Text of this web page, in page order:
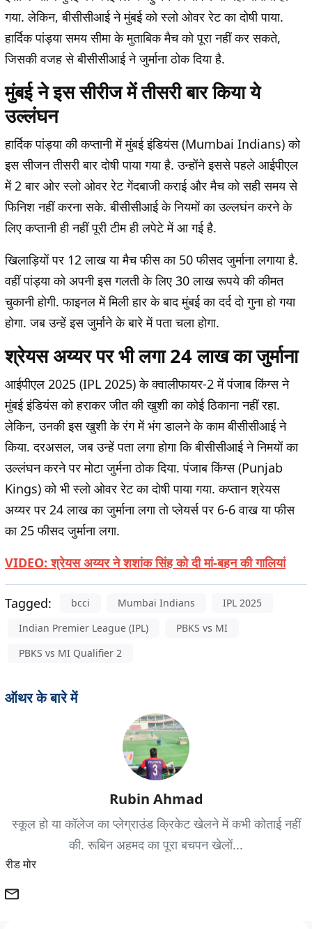
गया. लेकिन, बीसीसीआई ने मुंबई को स्लो ओवर रेट का दोषी पाया.
हार्दिक पांड्या समय सीमा के मुताबिक मैच को पूरा नहीं कर सकते,
जिसकी वजह से बीसीसीआई ने जुर्माना ठोक दिया है.
मुंबई ने इस सीरीज में तीसरी बार किया ये
उल्लंघन
हार्दिक पांड्या की कप्तानी में मुंबई इंडियंस (Mumbai Indians) को
इस सीजन तीसरी बार दोषी पाया गया है. उन्होंने इससे पहले आईपीएल
में 2 बार ओर स्लो ओवर रेट गेंदबाजी कराई और मैच को सही समय से
फिनिश नहीं करना सके. बीसीसीआई के नियमों का उल्लघंन करने के
लिए कप्तानी ही नहीं पूरी टीम ही लपेटे में आ गई है.
खिलाड़ियों पर 12 लाख या मैच फीस का 50 फीसद जुर्माना लगाया है.
वहीं पांड्या को अपनी इस गलती के लिए 30 लाख रूपये की कीमत
चुकानी होगी. फाइनल में मिली हार के बाद मुंबई का दर्द दो गुना हो गया
होगा. जब उन्हें इस जुर्माने के बारे में पता चला होगा.
श्रेयस अय्यर पर भी लगा 24 लाख का जुर्माना
आईपीएल 2025 (IPL 2025) के क्वालीफायर-2 में पंजाब किंग्स ने
मुंबई इंडियंस को हराकर जीत की खुशी का कोई ठिकाना नहीं रहा.
लेकिन, उनकी इस खुशी के रंग में भंग डालने के काम बीसीसीआई ने
किया. दरअसल, जब उन्हें पता लगा होगा कि बीसीसीआई ने निमयों का
उल्लंघन करने पर मोटा जुर्मना ठोक दिया. पंजाब किंग्स (Punjab
Kings) को भी स्लो ओवर रेट का दोषी पाया गया. कप्तान श्रेयस
अय्यर पर 24 लाख का जुर्माना लगा तो प्लेयर्स पर 6-6 वाख या फीस
का 25 फीसद जुर्माना लगा.
VIDEO: श्रेयस अय्यर ने शशांक सिंह को दी मां-बहन की गालियां
Tagged: bcci Mumbai Indians
IPL 2025
Indian Premier League (IPL)
PBKS vs MI
PBKS vs MI Qualifier 2
ऑथर के बारे में
Rubin Ahmad
स्कूल हो या कॉलेज का प्लेग्राउंड क्रिकेट खेलने में कभी कोताई नहीं
की. रूबिन अहमद का पूरा बचपन खेलों...
रीड मोर